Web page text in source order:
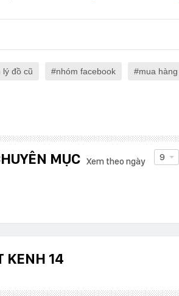
lý đồ cũ nhóm facebook mua
MỤC Xem theo ngày 9
KENH 14